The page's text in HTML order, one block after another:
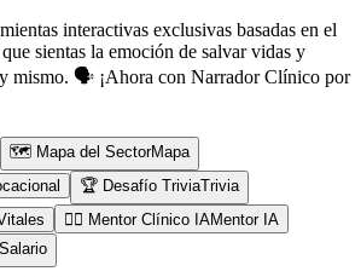
interactivas exclusivas basadas en el
sientas la emoción de salvar vidas y
mismo. 🗣️ ¡Ahora con Narrador Clínico por
🗺️ Mapa del SectorMapa
🏆 Desafío TriviaTrivia
👨‍⚕️ Mentor Clínico IAMentor IA
Salario